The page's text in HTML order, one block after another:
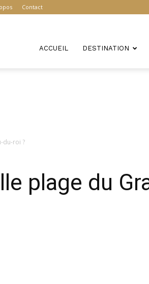
Contact
ACCUEIL DESTINATION
du-roi ?
plage du